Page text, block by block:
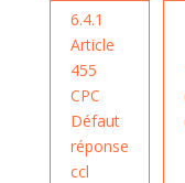
6.4.1
Article
455
CPC
Défaut
réponse
ccl